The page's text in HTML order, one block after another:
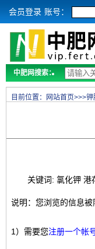
会员登录 账号：
中肥网搜索：
目前位置： 网站首页>>>钾
关键词: 氯化钾 港
说明：您浏览的信息被
1）需要您注册一个帐